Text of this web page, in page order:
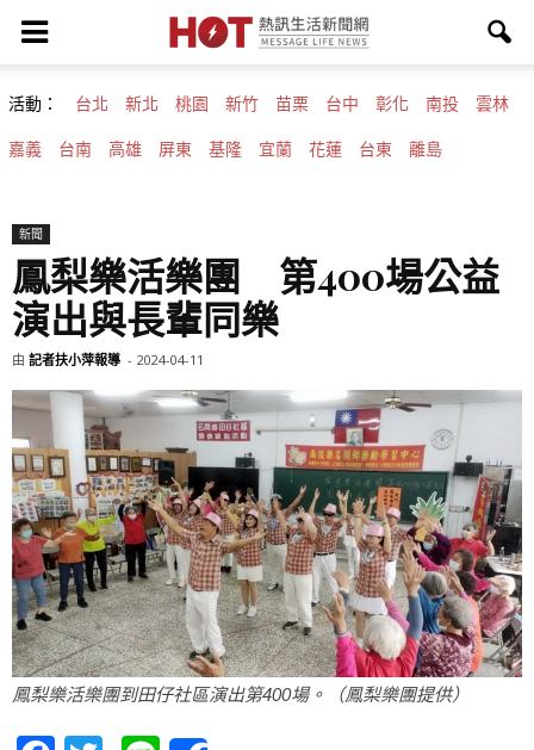
活動： 台北 新北 桃園 新竹 苗栗 台中 彰化 南投 雲林
嘉義 台南 高雄 屏東 基隆 宜蘭 花蓮 台東 離島
新聞
鳳梨樂活樂團 第400場公益
演出與長輩同樂
由 記者扶小萍報導 - 2024-04-11
鳳梨樂活樂團到田仔社區演出第400場。（鳳梨樂團提供）